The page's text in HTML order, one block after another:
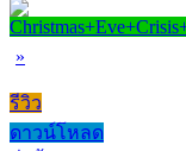
»
รีวิว
ดาวน์โหลด